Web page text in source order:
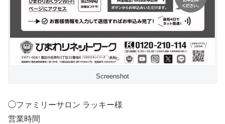
Screenshot
◯ファミリーサロン ラッキー様
営業時間